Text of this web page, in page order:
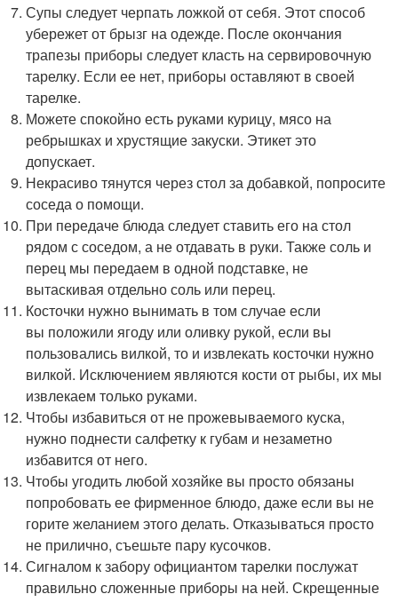
Супы следует черпать ложкой от себя. Этот способ
убережет от брызг на одежде. После окончания
трапезы приборы следует класть на сервировочную
тарелку. Если ее нет, приборы оставляют в своей
тарелке.
Можете спокойно есть руками курицу, мясо на
ребрышках и хрустящие закуски. Этикет это
допускает.
Некрасиво тянутся через стол за добавкой, попросите
соседа о помощи.
При передаче блюда следует ставить его на стол
рядом с соседом, а не отдавать в руки. Также соль и
перец мы передаем в одной подставке, не
вытаскивая отдельно соль или перец.
Косточки нужно вынимать в том случае если
вы положили ягоду или оливку рукой, если вы
пользовались вилкой, то и извлекать косточки нужно
вилкой. Исключением являются кости от рыбы, их мы
извлекаем только руками.
Чтобы избавиться от не прожевываемого куска,
нужно поднести салфетку к губам и незаметно
избавится от него.
Чтобы угодить любой хозяйке вы просто обязаны
попробовать ее фирменное блюдо, даже если вы не
горите желанием этого делать. Отказываться просто
не прилично, съешьте пару кусочков.
Сигналом к забору официантом тарелки послужат
правильно сложенные приборы на ней. Скрещенные